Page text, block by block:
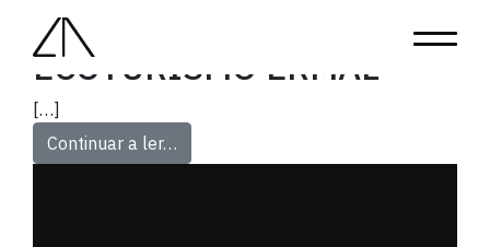
Tipo de Projeto:
ECOTURISMO ERMAL
[…]
Continuar a ler…